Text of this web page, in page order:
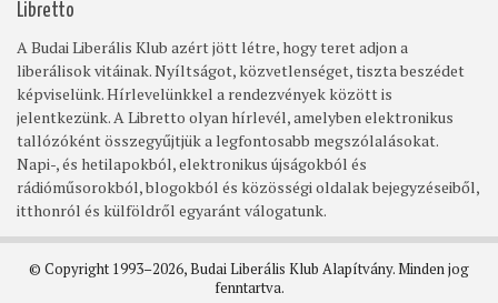
Libretto
A Budai Liberális Klub azért jött létre, hogy teret adjon a
liberálisok vitáinak. Nyíltságot, közvetlenséget, tiszta beszédet
képviselünk. Hírlevelünkkel a rendezvények között is
jelentkezünk. A Libretto olyan hírlevél, amelyben elektronikus
tallózóként összegyűjtjük a legfontosabb megszólalásokat.
Napi-, és hetilapokból, elektronikus újságokból és
rádióműsorokból, blogokból és közösségi oldalak bejegyzéseiből,
itthonról és külföldről egyaránt válogatunk.
© Copyright 1993–2026, Budai Liberális Klub Alapítvány. Minden jog
fenntartva.